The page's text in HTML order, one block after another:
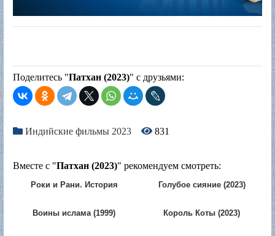
Поделитесь "Патхан (2023)" с друзьями:
Индийские фильмы 2023 831
Вместе с "Патхан (2023)" рекомендуем смотреть:
Роки и Рани. История
Голубое сияние (2023)
Воины ислама (1999) Король Коты (2023)